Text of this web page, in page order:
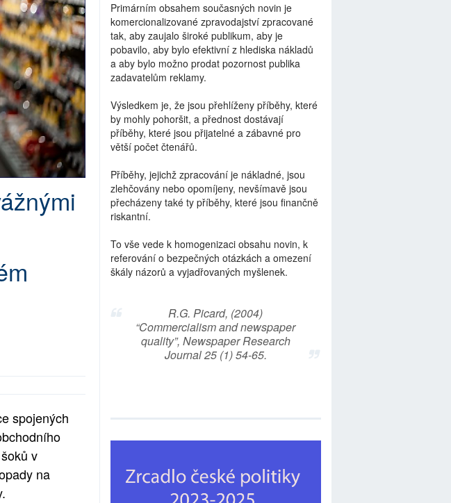
spojených
v
na
Primárním obsahem současných novin je
komercionalizované zpravodajství zpracované
tak, aby zaujalo široké publikum, aby je
pobavilo, aby bylo efektivní z hlediska nákladů
a aby bylo možno prodat pozornost publika
zadavatelům reklamy.
Výsledkem je, že jsou přehlíženy příběhy, které
by mohly pohoršit, a přednost dostávají
příběhy, které jsou přijatelné a zábavné pro
větší počet čtenářů.
Příběhy, jejichž zpracování je nákladné, jsou
zlehčovány nebo opomíjeny, nevšímavě jsou
přecházeny také ty příběhy, které jsou finančně
riskantní.
To vše vede k homogenizaci obsahu novin, k
referování o bezpečných otázkách a omezení
škály názorů a vyjadřovaných myšlenek.
R.G. Picard, (2004)
“Commercialism and newspaper
quality”, Newspaper Research
Journal 25 (1) 54-65.